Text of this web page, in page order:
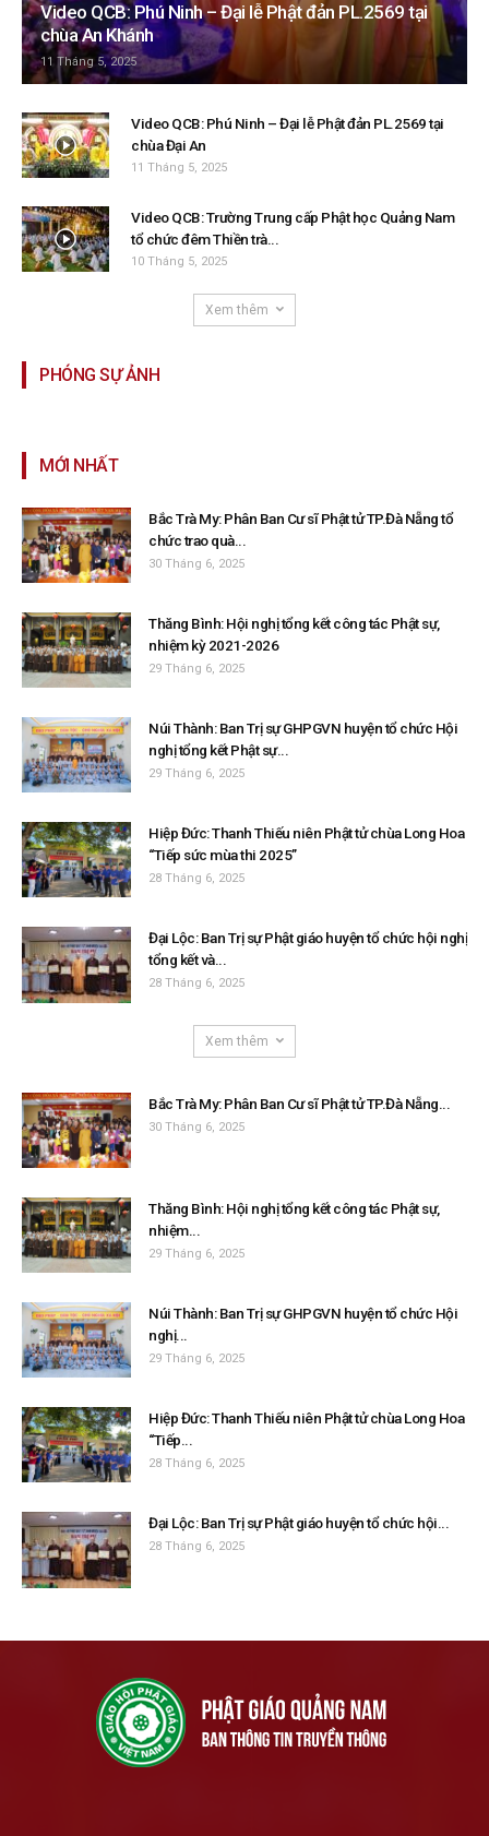
Video QCB: Phú Ninh – Đại lễ Phật đản PL.2569 tại
chùa An Khánh
11 Tháng 5, 2025
Video QCB: Phú Ninh – Đại lễ Phật đản PL.2569 tại
chùa Đại An
11 Tháng 5, 2025
Video QCB: Trường Trung cấp Phật học Quảng Nam
tổ chức đêm Thiền trà...
10 Tháng 5, 2025
Xem thêm
PHÓNG SỰ ẢNH
MỚI NHẤT
Bắc Trà My: Phân Ban Cư sĩ Phật tử TP.Đà Nẵng tổ
chức trao quà...
30 Tháng 6, 2025
Thăng Bình: Hội nghị tổng kết công tác Phật sự,
nhiệm kỳ 2021-2026
29 Tháng 6, 2025
Núi Thành: Ban Trị sự GHPGVN huyện tổ chức Hội
nghị tổng kết Phật sự...
29 Tháng 6, 2025
Hiệp Đức: Thanh Thiếu niên Phật tử chùa Long Hoa
“Tiếp sức mùa thi 2025”
28 Tháng 6, 2025
Đại Lộc: Ban Trị sự Phật giáo huyện tổ chức hội nghị
tổng kết và...
28 Tháng 6, 2025
Xem thêm
Bắc Trà My: Phân Ban Cư sĩ Phật tử TP.Đà Nẵng...
30 Tháng 6, 2025
Thăng Bình: Hội nghị tổng kết công tác Phật sự,
nhiệm...
29 Tháng 6, 2025
Núi Thành: Ban Trị sự GHPGVN huyện tổ chức Hội
nghị...
29 Tháng 6, 2025
Hiệp Đức: Thanh Thiếu niên Phật tử chùa Long Hoa
“Tiếp...
28 Tháng 6, 2025
Đại Lộc: Ban Trị sự Phật giáo huyện tổ chức hội...
28 Tháng 6, 2025